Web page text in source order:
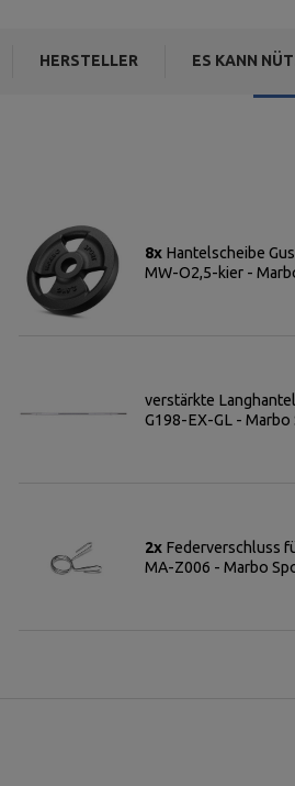
HERSTELLER ES KANN
8x Hantelscheibe
MW-O2,5-kier -
verstärkte
G198-EX-GL - Marbo
2x Federverschluss
MA-Z006 - Marbo